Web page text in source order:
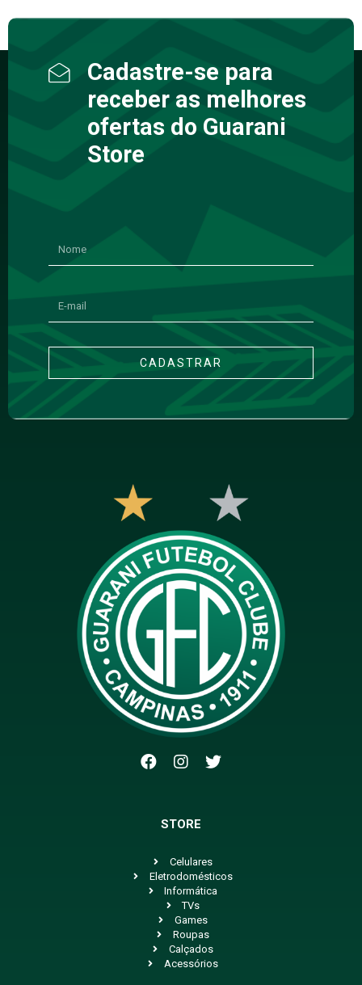
Cadastre-se para
receber as melhores
ofertas do Guarani
Store
CADASTRAR
STORE
Celulares
Eletrodomésticos
Informática
TVs
Games
Roupas
Calçados
Acessórios